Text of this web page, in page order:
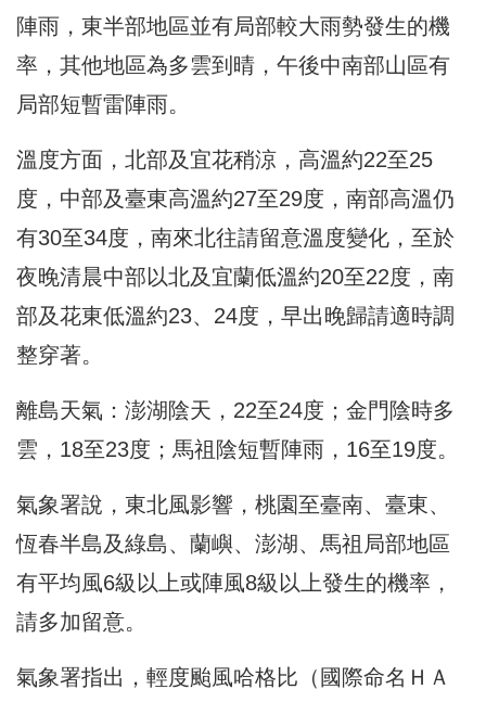
陣雨，東半部地區並有局部較大雨勢發生的機
率，其他地區為多雲到晴，午後中南部山區有
局部短暫雷陣雨。
溫度方面，北部及宜花稍涼，高溫約22至25
度，中部及臺東高溫約27至29度，南部高溫仍
有30至34度，南來北往請留意溫度變化，至於
夜晚清晨中部以北及宜蘭低溫約20至22度，南
部及花東低溫約23、24度，早出晚歸請適時調
整穿著。
離島天氣：澎湖陰天，22至24度；金門陰時多
雲，18至23度；馬祖陰短暫陣雨，16至19度。
氣象署說，東北風影響，桃園至臺南、臺東、
恆春半島及綠島、蘭嶼、澎湖、馬祖局部地區
有平均風6級以上或陣風8級以上發生的機率，
請多加留意。
氣象署指出，輕度颱風哈格比（國際命名ＨＡ